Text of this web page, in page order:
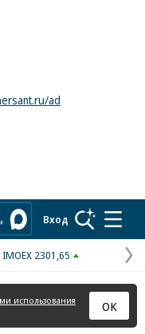
ad
Вход
IMOEX 2301,65
использования
ОК